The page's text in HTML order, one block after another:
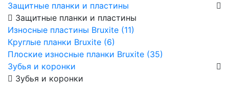
Защитные планки и пластины
Защитные планки и пластины
Износные пластины Bruxite (11)
Круглые планки Bruxite (6)
Плоские износные планки Bruxite (35)
Зубья и коронки
Зубья и коронки